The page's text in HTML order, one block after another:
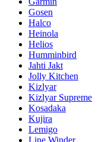
Gosen
Halco
Heinola
Helios
Humminbird
Jahti Jakt
Jolly Kitchen
Kizlyar
Kizlyar Supreme
Kosadaka
Kujira
Lemigo
Line Winder